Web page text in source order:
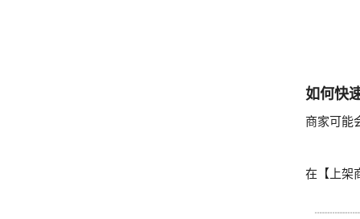
如何快
商家可能
在【上架